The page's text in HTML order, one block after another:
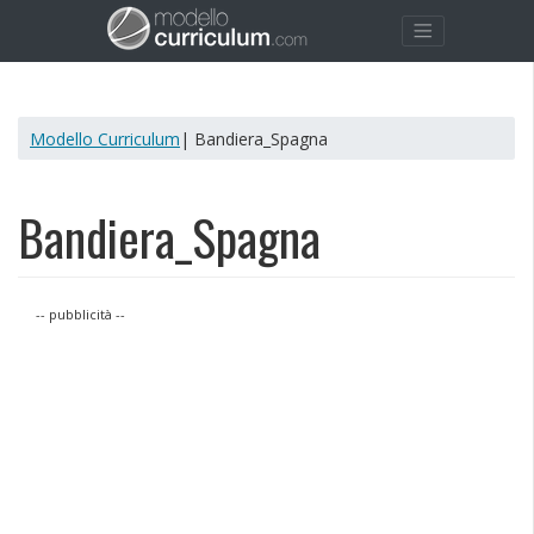
Modello Curriculum | Bandiera_Spagna
Bandiera_Spagna
-- pubblicità --